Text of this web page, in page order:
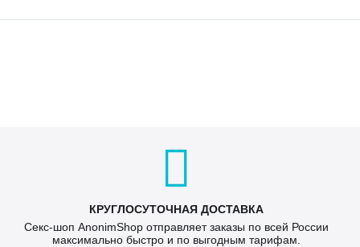
КРУГЛОСУТОЧНАЯ ДОСТАВКА
Секс-шоп AnonimShop отправляет заказы по всей России
максимально быстро и по выгодным тарифам.